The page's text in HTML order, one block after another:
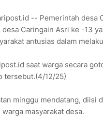
-- Pemerintah desa
Caringain Asri ke -13
antusias dalam
saat warga secara
tersebut.(4/12/25)
minggu mendatang, diisi
masyarakat desa.